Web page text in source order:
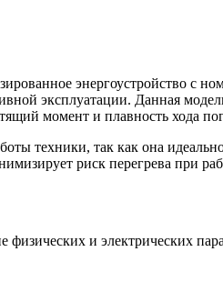
энергоустройство с
эксплуатации. Данная
момент и плавность хода
техники, так как она
риск перегрева при
физических и электрических